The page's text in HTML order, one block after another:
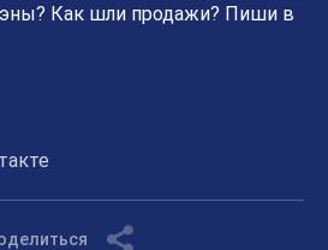
Как шли продажи? Пиши в